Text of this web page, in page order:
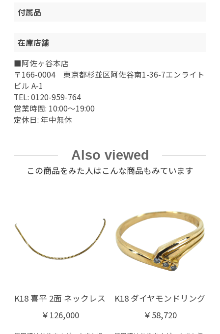
付属品
在庫店舗
■阿佐ヶ谷本店
〒166-0004 東京都杉並区阿佐谷南1-36-7エンライト
ビル A-1
TEL: 0120-959-764
営業時間: 10:00～19:00
定休日: 年中無休
Also viewed
この商品をみた人はこんな商品もみています
K18 喜平 2面 ネックレス
￥126,000
K18 ダイヤモンドリング
￥58,720